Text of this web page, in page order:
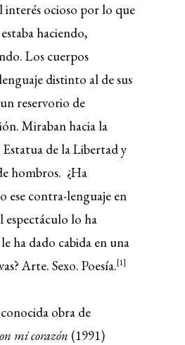
interés ocioso por lo que
haciendo,
Los cuerpos
distinto al de sus
reservorio de
Miraban hacia la
de la Libertad y
hombros. ¿Ha
ese contra-lenguaje en
espectáculo lo ha
ha dado cabida en una
Arte. Sexo. Poesía. [1]
obra de
mi corazón (1991)